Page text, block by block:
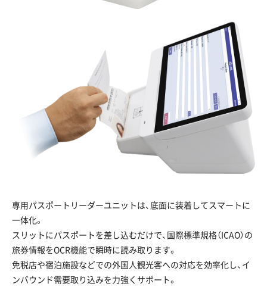
専用パスポートリーダーユニットは、底面に装着してスマートに
一体化。
スリットにパスポートを差し込むだけで、国際標準規格（ICAO）の
旅券情報をOCR機能で瞬時に読み取ります。
免税店や宿泊施設などでの外国人観光客への対応を効率化し、イ
ンバウンド需要取り込みを力強くサポート。